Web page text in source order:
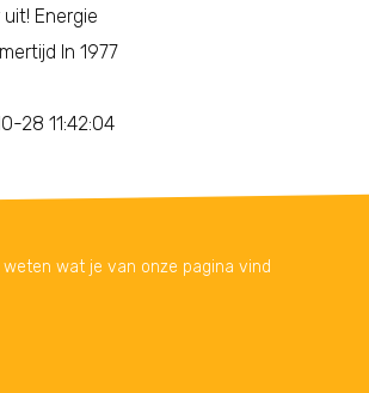
Energie
In 1977
28 11:42:04
weten wat je van onze pagina vind